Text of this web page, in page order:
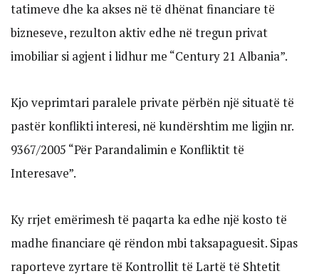
tatimeve dhe ka akses në të dhënat financiare të
bizneseve, rezulton aktiv edhe në tregun privat
imobiliar si agjent i lidhur me “Century 21 Albania”.
Kjo veprimtari paralele private përbën një situatë të
pastër konflikti interesi, në kundërshtim me ligjin nr.
9367/2005 “Për Parandalimin e Konfliktit të
Interesave”.
Ky rrjet emërimesh të paqarta ka edhe një kosto të
madhe financiare që rëndon mbi taksapaguesit. Sipas
raporteve zyrtare të Kontrollit të Lartë të Shtetit